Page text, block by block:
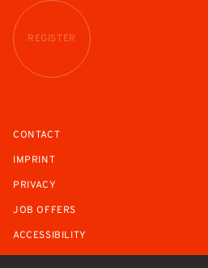
REGISTER
CONTACT
IMPRINT
PRIVACY
JOB OFFERS
ACCESSIBILITY